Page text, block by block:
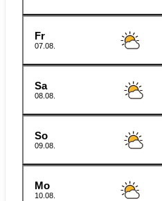
Fr
07.08.
Sa
08.08.
So
09.08.
Mo
10.08.